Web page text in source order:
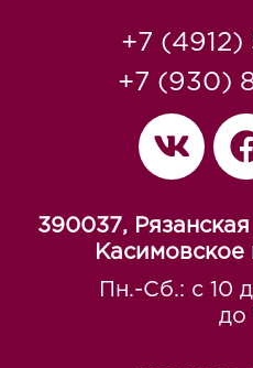
+7
+7 (930)
390037, Рязанская
Пн.-Сб.: с 10
до